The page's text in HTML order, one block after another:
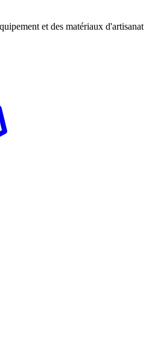
et des matériaux d'artisanat